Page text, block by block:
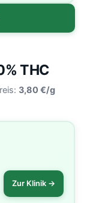
THC
3,80 €/g
Zur Klinik →